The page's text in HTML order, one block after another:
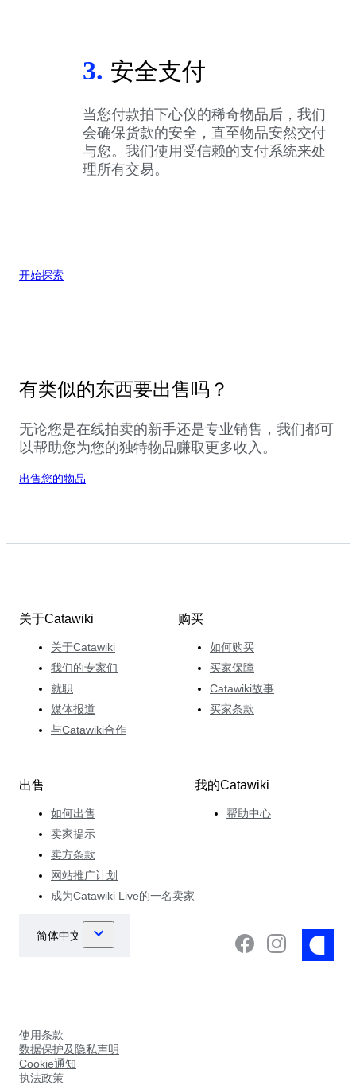
3. 安全支付
当您付款拍下心仪的稀奇物品后，我们
会确保货款的安全，直至物品安然交付
与您。我们使用受信赖的支付系统来处
理所有交易。
开始探索
有类似的东西要出售吗？
无论您是在线拍卖的新手还是专业销售，我们都可
以帮助您为您的独特物品赚取更多收入。
出售您的物品
关于Catawiki
关于Catawiki
我们的专家们
就职
媒体报道
与Catawiki合作
购买
如何购买
买家保障
Catawiki故事
买家条款
出售
如何出售
卖家提示
卖方条款
网站推广计划
成为Catawiki Live的一名卖家
我的Catawiki
帮助中心
使用条款
数据保护及隐私声明
Cookie通知
执法政策